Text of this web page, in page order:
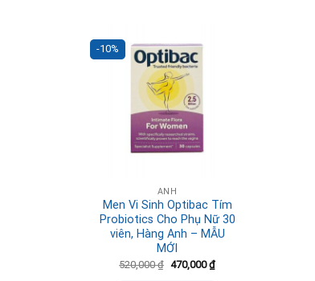
-10%
ANH
Men Vi Sinh Optibac Tím
Probiotics Cho Phụ Nữ 30
viên, Hàng Anh – MẪU
MỚI
520,000₫ 470,000₫